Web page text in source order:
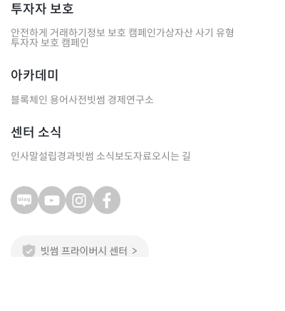
투자자 보호
안전하게 거래하기 정보 보호 캠페인가상자산 사기 유형
투자자 보호 캠페인
아카데미
블록체인 용어사전빗썸 경제연구소
센터 소식
인사말설립경과빗썸 소식보도자료오시는 길